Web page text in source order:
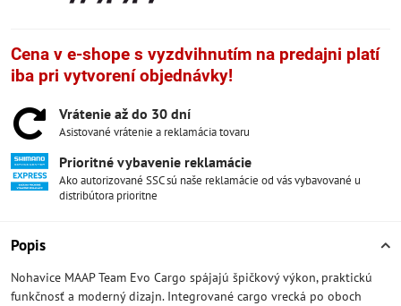
Cena v e-shope s vyzdvihnutím na predajni platí
iba pri vytvorení objednávky!
Vrátenie až do 30 dní
Asistované vrátenie a reklamácia tovaru
Prioritné vybavenie reklamácie
Ako autorizované SSC sú naše reklamácie od vás vybavované u
distribútora prioritne
Popis
Nohavice MAAP Team Evo Cargo spájajú špičkový výkon, praktickú
funkčnosť a moderný dizajn. Integrované cargo vrecká po oboch